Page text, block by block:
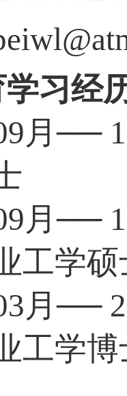
学习经
月──
月──
工学硕
月──
工学博